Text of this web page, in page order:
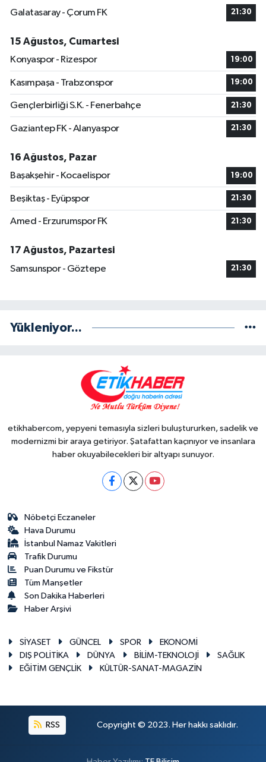
Galatasaray - Çorum FK
21:30
15 Ağustos, Cumartesi
Konyaspor - Rizespor
19:00
Kasımpaşa - Trabzonspor 19:00
Gençlerbirliği S.K. - Fenerbahçe 21:30
Gaziantep FK - Alanyaspor 21:30
16 Ağustos, Pazar
Başakşehir - Kocaelispor
19:00
Beşiktaş - Eyüpspor 21:30
Amed - Erzurumspor FK 21:30
17 Ağustos, Pazartesi
Samsunspor - Göztepe
21:30
Yükleniyor...
etikhabercom, yepyeni temasıyla sizleri buluştururken, sadelik ve
modernizmi bir araya getiriyor. Şatafattan kaçınıyor ve insanlara
haber okuyabilecekleri bir altyapı sunuyor.
Nöbetçi Eczaneler
Hava Durumu
İstanbul Namaz Vakitleri
Trafik Durumu
Puan Durumu ve Fikstür
Tüm Manşetler
Son Dakika Haberleri
Haber Arşivi
SİYASET GÜNCEL SPOR
EKONOMİ
DIŞ POLİTİKA
DÜNYA BİLİM-TEKNOLOJİ
SAĞLIK
EĞİTİM GENÇLİK
KÜLTÜR-SANAT-MAGAZİN
RSS Copyright © 2023. Her hakkı saklıdır.